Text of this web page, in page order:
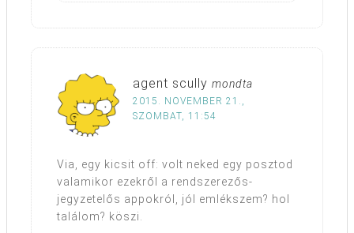
agent scully mondta
2015. NOVEMBER 21.,
SZOMBAT, 11:54
Via, egy kicsit off: volt neked egy posztod
valamikor ezekről a rendszerezős-
jegyzetelős appokról, jól emlékszem? hol
találom? köszi.